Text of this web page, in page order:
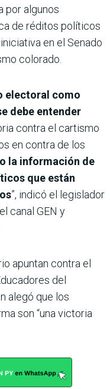
por algunos
de réditos políticos
en el Senado
colorado.
electoral como
debe entender
contra el cartismo
en contra de los
la información de
que están
”, indicó el legislador
canal GEN y
apuntan contra el
del
alegó que los
son “una victoria